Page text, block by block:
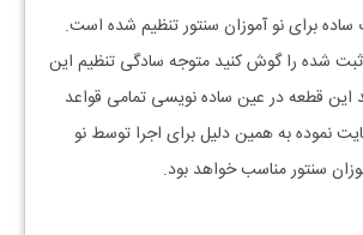
برای نو آموزان سنتور تنظیم شده است.
ثبت شده را گوش کنید متوجه سادگی تنظیم این
قطعه در عین ساده نویسی تمامی قواعد
نموده به همین دلیل برای اجرا توسط نو
سنتور مناسب خواهد بود.